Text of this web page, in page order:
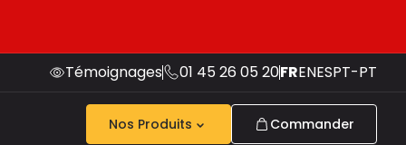
Témoignages 01 45 26 05 20FRENESPT-PT
Nos Produits Commander